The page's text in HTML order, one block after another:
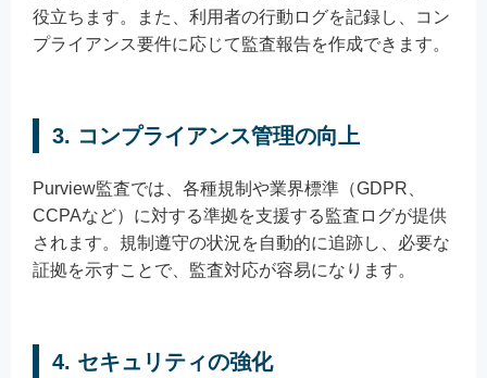
役立ちます。また、利用者の行動ログを記録し、コン
プライアンス要件に応じて監査報告を作成できます。
3. コンプライアンス管理の向上
Purview監査では、各種規制や業界標準（GDPR、
CCPAなど）に対する準拠を支援する監査ログが提供
されます。規制遵守の状況を自動的に追跡し、必要な
証拠を示すことで、監査対応が容易になります。
4. セキュリティの強化